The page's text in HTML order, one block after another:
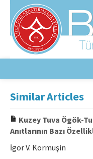
Aim & Scope
Editorial Board
Similar Articles
Kuzey Tuva Ögök-
Anıtlarının Bazı
İgor V. Kormuşin